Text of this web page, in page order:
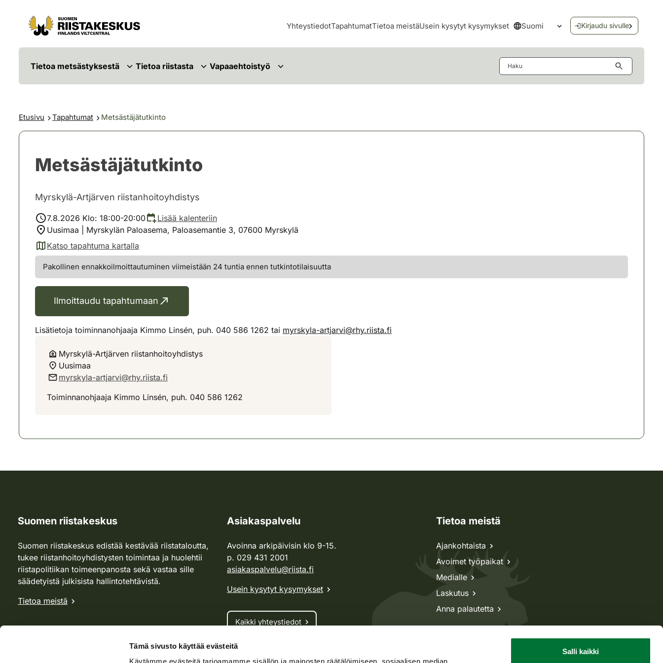
Tämä sivusto käyttää evästeitä
Salli kaikki
Siirry sisältöön
Siirry sivustokarttaan
YhteystiedotTapahtumatTietoa meistäUsein kysytyt kysymykset Suomi
Avaa kielivalikko
Kirjaudu sivulle
Tietoa metsästyksestä Tietoa riistasta Vapaaehtoistyö
Etusivu Tapahtumat Metsästäjätutkinto
Metsästäjätutkinto
Myrskylä-Artjärven riistanhoitoyhdistys
7.8.2026 Klo: 18:00-20:00
Lisää kalenteriin
Uusimaa | Myrskylän Paloasema, Paloasemantie 3, 07600 Myrskylä
Katso tapahtuma kartalla
(avautuu uuteen välilehteen)
Pakollinen ennakkoilmoittautuminen viimeistään 24 tuntia ennen tutkintotilaisuutta
Ilmoittaudu tapahtumaan
Lisätietoja toiminnanohjaaja Kimmo Linsén, puh. 040 586 1262 tai myrskyla-artjarvi@rhy.riista.fi
Myrskylä-Artjärven riistanhoitoyhdistys
Uusimaa
myrskyla-artjarvi@rhy.riista.fi
Toiminnanohjaaja Kimmo Linsén, puh. 040 586 1262
Suomen riistakeskus
Suomen riistakeskus edistää kestävää riistataloutta,
tukee riistanhoitoyhdistysten toimintaa ja huolehtii
riistapolitiikan toimeenpanosta sekä vastaa sille
säädetyistä julkisista hallintotehtävistä.
Tietoa meistä
Asiakaspalvelu
Avoinna arkipäivisin klo 9-15.
p. 029 431 2001
asiakaspalvelu@riista.fi
Usein kysytyt kysymykset
Kaikki yhteystiedot
Metsästyskortti-asiat
Tietoa meistä
Ajankohtaista
Avoimet työpaikat
Medialle
Laskutus
Anna palautetta